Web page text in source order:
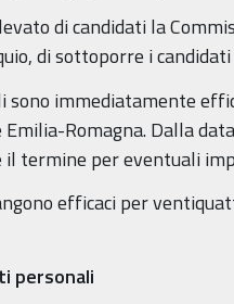
di candidati la
di sottoporre i
sono immediatamente
Emilia-Romagna. Dalla
il termine per eventuali
efficaci per
personali